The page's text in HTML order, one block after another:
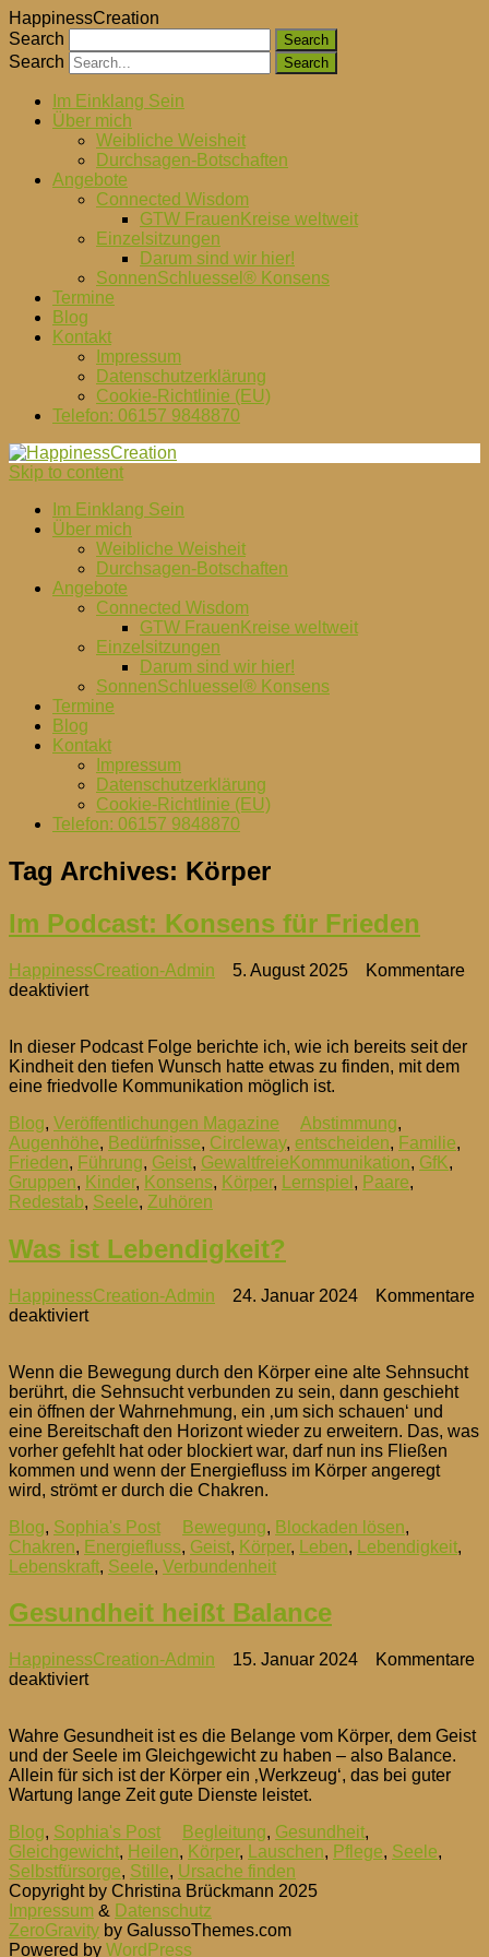
HappinessCreation
Search
Search
Im Einklang Sein
Über mich
Weibliche Weisheit
Durchsagen-Botschaften
Angebote
Connected Wisdom
GTW FrauenKreise weltweit
Einzelsitzungen
Darum sind wir hier!
SonnenSchluessel® Konsens
Termine
Blog
Kontakt
Impressum
Datenschutzerklärung
Cookie-Richtlinie (EU)
Telefon: 06157 9848870
Skip to content
Im Einklang Sein
Über mich
Weibliche Weisheit
Durchsagen-Botschaften
Angebote
Connected Wisdom
GTW FrauenKreise weltweit
Einzelsitzungen
Darum sind wir hier!
SonnenSchluessel® Konsens
Termine
Blog
Kontakt
Impressum
Datenschutzerklärung
Cookie-Richtlinie (EU)
Telefon: 06157 9848870
Tag Archives: Körper
Im Podcast: Konsens für Frieden
HappinessCreation-Admin 5. August 2025
Kommentare
deaktiviertfür
Konsens
für
Frieden
In dieser Podcast Folge berichte ich, wie ich bereits seit der
Kindheit den tiefen Wunsch hatte etwas zu finden, mit dem
eine friedvolle Kommunikation möglich ist.
Blog, Veröffentlichungen Magazine Abstimmung,
Augenhöhe, Bedürfnisse, Circleway, entscheiden, Familie,
Frieden, Führung, Geist, GewaltfreieKommunikation, GfK,
Gruppen, Kinder, Konsens, Körper, Lernspiel , Paare,
Redestab, Seele, Zuhören
Was ist Lebendigkeit?
HappinessCreation-Admin 24. Januar 2024
Kommentare
deaktiviertfür
Lebendigkeit?
Wenn die Bewegung durch den Körper eine alte Sehnsucht
berührt, die Sehnsucht verbunden zu sein, dann geschieht
ein öffnen der Wahrnehmung, ein ‚um sich schauen‘ und
eine Bereitschaft den Horizont wieder zu erweitern. Das, was
vorher gefehlt hat oder blockiert war, darf nun ins Fließen
kommen und wenn der Energiefluss im Körper angeregt
wird, strömt er durch die Chakren.
Blog, Sophia's Post Bewegung, Blockaden lösen,
Chakren, Energiefluss, Geist, Körper, Leben, Lebendigkeit,
Lebenskraft, Seele, Verbundenheit
Gesundheit heißt Balance
HappinessCreation-Admin 15. Januar 2024
Kommentare
deaktiviertfür
Balance
Wahre Gesundheit ist es die Belange vom Körper, dem Geist
und der Seele im Gleichgewicht zu haben – also Balance.
Allein für sich ist der Körper ein ‚Werkzeug‘, das bei guter
Wartung lange Zeit gute Dienste leistet.
Blog, Sophia's Post Begleitung, Gesundheit,
Gleichgewicht, Heilen, Körper, Lauschen, Pflege, Seele,
Selbstfürsorge, Stille, Ursache finden
Copyright by Christina Brückmann 2025
Impressum & Datenschutz
ZeroGravity by GalussoThemes.com
Powered by WordPress